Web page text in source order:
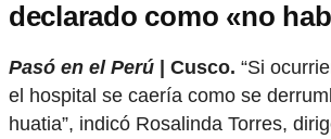
declarado como «no
Pasó en el Perú | Cusco. “Si
el hospital se caería como se
huatia”, indicó Rosalinda Torres,